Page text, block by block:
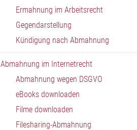
Ermahnung im Arbeitsrecht
Gegendarstellung
Kündigung nach Abmahnung
Abmahnung im Internetrecht
Abmahnung wegen DSGVO
eBooks downloaden
Filme downloaden
Filesharing-Abmahnung